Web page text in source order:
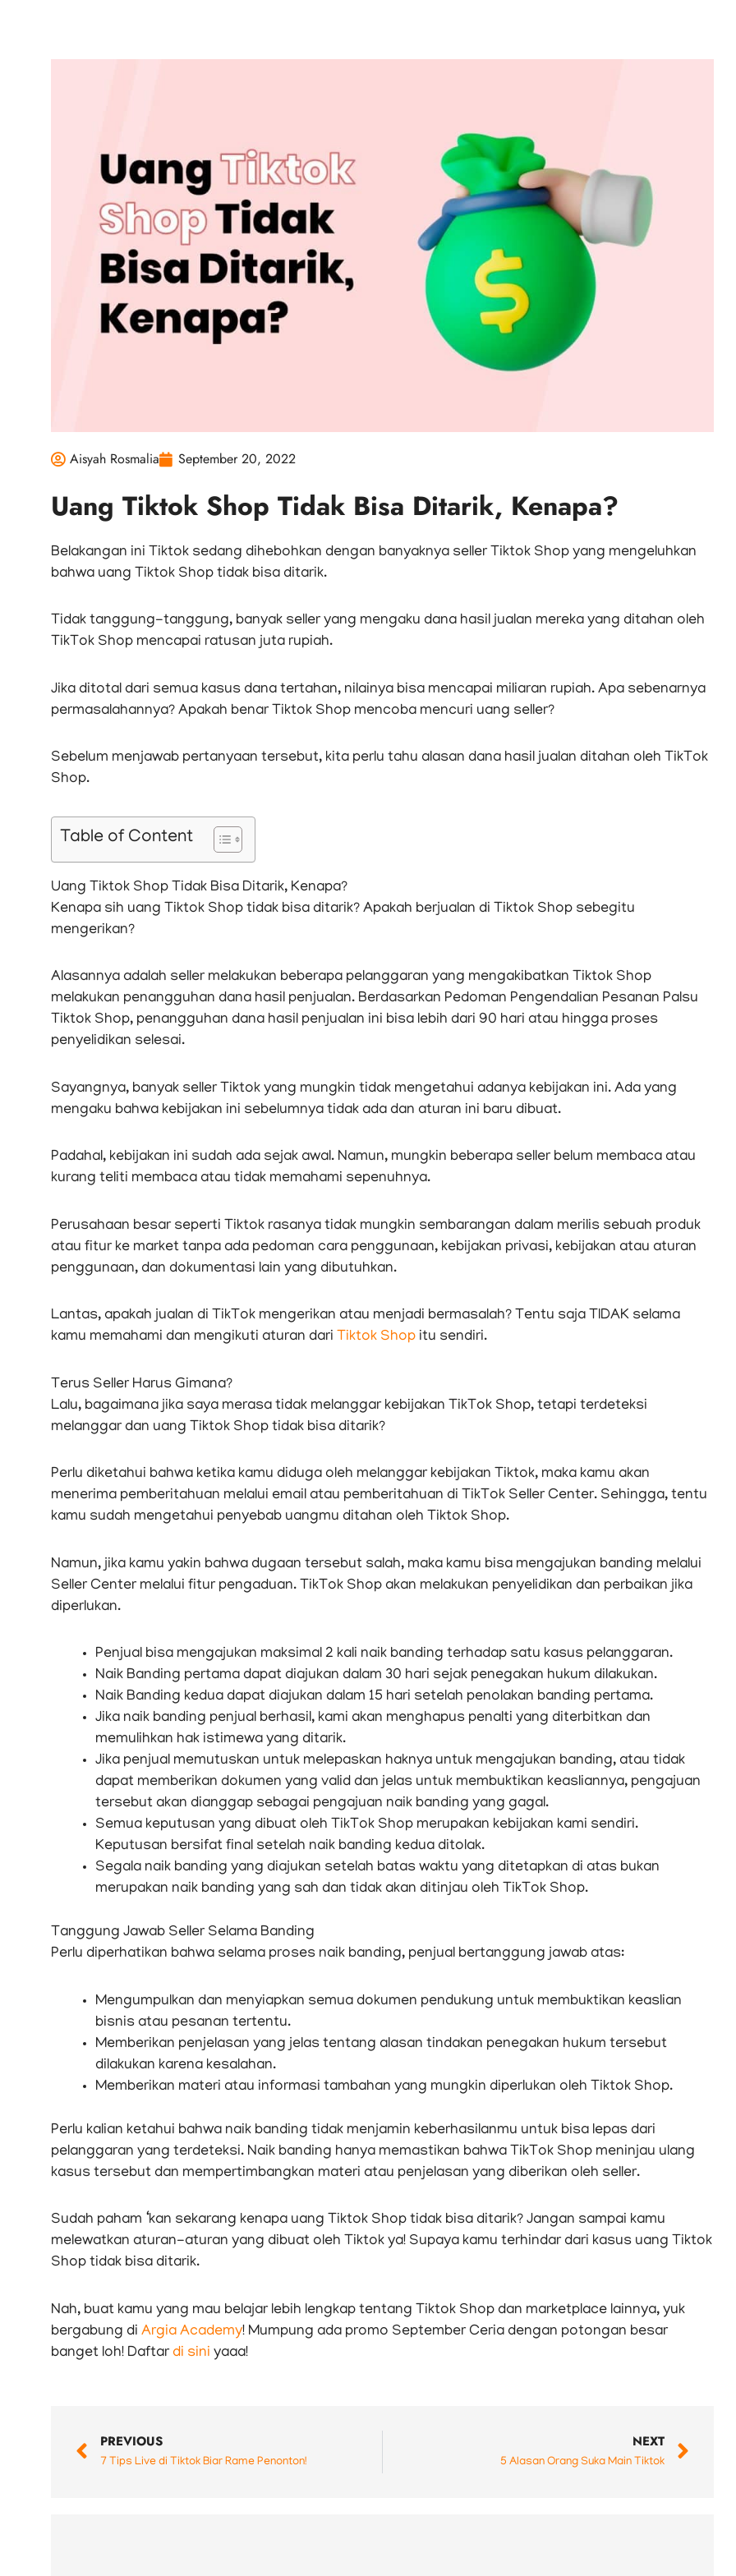
Aisyah Rosmalia September 20, 2022
Uang Tiktok Shop Tidak Bisa Ditarik, Kenapa?
Belakangan ini Tiktok sedang dihebohkan dengan banyaknya seller Tiktok Shop yang mengeluhkan
bahwa uang Tiktok Shop tidak bisa ditarik.
Tidak tanggung-tanggung, banyak seller yang mengaku dana hasil jualan mereka yang ditahan oleh
TikTok Shop mencapai ratusan juta rupiah.
Jika ditotal dari semua kasus dana tertahan, nilainya bisa mencapai miliaran rupiah. Apa sebenarnya
permasalahannya? Apakah benar Tiktok Shop mencoba mencuri uang seller?
Sebelum menjawab pertanyaan tersebut, kita perlu tahu alasan dana hasil jualan ditahan oleh TikTok
Shop.
Table of Content
Uang Tiktok Shop Tidak Bisa Ditarik, Kenapa?
Kenapa sih uang Tiktok Shop tidak bisa ditarik? Apakah berjualan di Tiktok Shop sebegitu
mengerikan?
Alasannya adalah seller melakukan beberapa pelanggaran yang mengakibatkan Tiktok Shop
melakukan penangguhan dana hasil penjualan. Berdasarkan Pedoman Pengendalian Pesanan Palsu
Tiktok Shop, penangguhan dana hasil penjualan ini bisa lebih dari 90 hari atau hingga proses
penyelidikan selesai.
Sayangnya, banyak seller Tiktok yang mungkin tidak mengetahui adanya kebijakan ini. Ada yang
mengaku bahwa kebijakan ini sebelumnya tidak ada dan aturan ini baru dibuat.
Padahal, kebijakan ini sudah ada sejak awal. Namun, mungkin beberapa seller belum membaca atau
kurang teliti membaca atau tidak memahami sepenuhnya.
Perusahaan besar seperti Tiktok rasanya tidak mungkin sembarangan dalam merilis sebuah produk
atau fitur ke market tanpa ada pedoman cara penggunaan, kebijakan privasi, kebijakan atau aturan
penggunaan, dan dokumentasi lain yang dibutuhkan.
Lantas, apakah jualan di TikTok mengerikan atau menjadi bermasalah? Tentu saja TIDAK selama
kamu memahami dan mengikuti aturan dari Tiktok Shop itu sendiri.
Terus Seller Harus Gimana?
Lalu, bagaimana jika saya merasa tidak melanggar kebijakan TikTok Shop, tetapi terdeteksi
melanggar dan uang Tiktok Shop tidak bisa ditarik?
Perlu diketahui bahwa ketika kamu diduga oleh melanggar kebijakan Tiktok, maka kamu akan
menerima pemberitahuan melalui email atau pemberitahuan di TikTok Seller Center. Sehingga, tentu
kamu sudah mengetahui penyebab uangmu ditahan oleh Tiktok Shop.
Namun, jika kamu yakin bahwa dugaan tersebut salah, maka kamu bisa mengajukan banding melalui
Seller Center melalui fitur pengaduan. TikTok Shop akan melakukan penyelidikan dan perbaikan jika
diperlukan.
Penjual bisa mengajukan maksimal 2 kali naik banding terhadap satu kasus pelanggaran.
Naik Banding pertama dapat diajukan dalam 30 hari sejak penegakan hukum dilakukan.
Naik Banding kedua dapat diajukan dalam 15 hari setelah penolakan banding pertama.
Jika naik banding penjual berhasil, kami akan menghapus penalti yang diterbitkan dan
memulihkan hak istimewa yang ditarik.
Jika penjual memutuskan untuk melepaskan haknya untuk mengajukan banding, atau tidak
dapat memberikan dokumen yang valid dan jelas untuk membuktikan keasliannya, pengajuan
tersebut akan dianggap sebagai pengajuan naik banding yang gagal.
Semua keputusan yang dibuat oleh TikTok Shop merupakan kebijakan kami sendiri.
Keputusan bersifat final setelah naik banding kedua ditolak.
Segala naik banding yang diajukan setelah batas waktu yang ditetapkan di atas bukan
merupakan naik banding yang sah dan tidak akan ditinjau oleh TikTok Shop.
Tanggung Jawab Seller Selama Banding
Perlu diperhatikan bahwa selama proses naik banding, penjual bertanggung jawab atas:
Mengumpulkan dan menyiapkan semua dokumen pendukung untuk membuktikan keaslian
bisnis atau pesanan tertentu.
Memberikan penjelasan yang jelas tentang alasan tindakan penegakan hukum tersebut
dilakukan karena kesalahan.
Memberikan materi atau informasi tambahan yang mungkin diperlukan oleh Tiktok Shop.
Perlu kalian ketahui bahwa naik banding tidak menjamin keberhasilanmu untuk bisa lepas dari
pelanggaran yang terdeteksi. Naik banding hanya memastikan bahwa TikTok Shop meninjau ulang
kasus tersebut dan mempertimbangkan materi atau penjelasan yang diberikan oleh seller.
Sudah paham ‘kan sekarang kenapa uang Tiktok Shop tidak bisa ditarik? Jangan sampai kamu
melewatkan aturan-aturan yang dibuat oleh Tiktok ya! Supaya kamu terhindar dari kasus uang Tiktok
Shop tidak bisa ditarik.
Nah, buat kamu yang mau belajar lebih lengkap tentang Tiktok Shop dan marketplace lainnya, yuk
bergabung di Argia Academy! Mumpung ada promo September Ceria dengan potongan besar
banget loh! Daftardi sini yaaa!
PREVIOUS
7 Tips Live di Tiktok Biar Rame Penonton!
NEXT
5 Alasan Orang Suka Main Tiktok